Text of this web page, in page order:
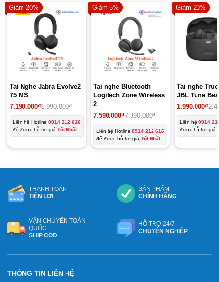
Giảm 20%
Tai Nghe Jabra Evolve2
75 MS
7.190.000₫8.990.000₫
Liên hệ Hotline 0914 212 616
để được hỗ trợ giá Tốt Nhất
Giảm 5%
Tai nghe Bluetooth
Logitech Zone Wireless
2
7.590.000₫7.990.000₫
Liên hệ Hotline0914 212 616
để được hỗ trợ giáTốt Nhất
Giảm 20%
Tai nghe
JBL Tune
1.990.000₫
Liên hệ0914
được hỗ trợ giá
THANH TOÁN
TIỆN LỢI
SẢN PHẨM
CHÍNH HÃNG
VẬN CHUYỂN TOÀN
QUỐC
SHIP COD
HỖ TRỢ 24/7
CHUYÊN NGHIỆP
THÔNG TIN LIÊN HỆ